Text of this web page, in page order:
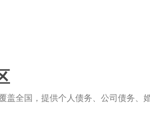
全国，提供个人债务、公司债务、